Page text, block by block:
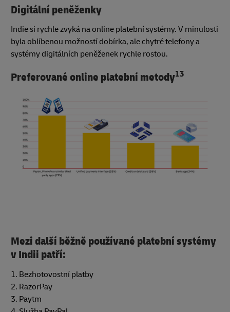
Digitální peněženky
Indie si rychle zvyká na online platební systémy. V minulosti
byla oblíbenou možností dobírka, ale chytré telefony a
systémy digitálních peněženek rychle rostou.
Preferované online platební metody13
Mezi další běžně používané platební systémy
v Indii patří:
1. Bezhotovostní platby
2. RazorPay
3. Paytm